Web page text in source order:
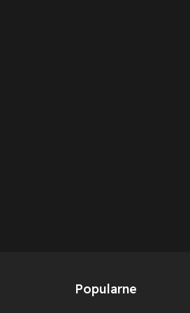
Popularne